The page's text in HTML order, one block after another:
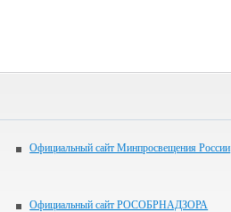
Официальный сайт Минпросвещения России
Официальный сайт РОСОБРНАДЗОРА